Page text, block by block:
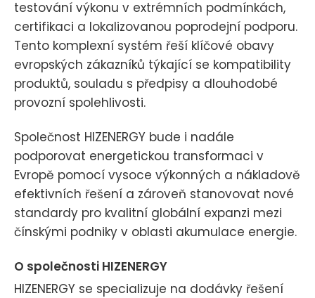
testování výkonu v extrémních podmínkách,
certifikaci a lokalizovanou poprodejní podporu.
Tento komplexní systém řeší klíčové obavy
evropských zákazníků týkající se kompatibility
produktů, souladu s předpisy a dlouhodobé
provozní spolehlivosti.
Společnost HIZENERGY bude i nadále
podporovat energetickou transformaci v
Evropě pomocí vysoce výkonných a nákladově
efektivních řešení a zároveň stanovovat nové
standardy pro kvalitní globální expanzi mezi
čínskými podniky v oblasti akumulace energie.
O společnosti HIZENERGY
HIZENERGY se specializuje na dodávky řešení